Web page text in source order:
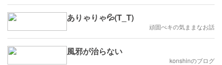
ありゃりゃ💦(T_T)
頑固ぺキの気ままなお話
風邪が治らない
konshinのブログ